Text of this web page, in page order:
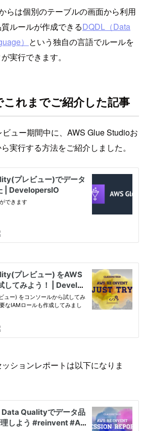
らは個別のテーブルの画面から利用
ルールが作成できるDQDL（Data
） という独自の言語でルールを
実行できます。
れまでご紹介した記事
ュー期間中に、AWS Glue Studioお
実行する方法をご紹介しました。
ションレポートは以下になりま